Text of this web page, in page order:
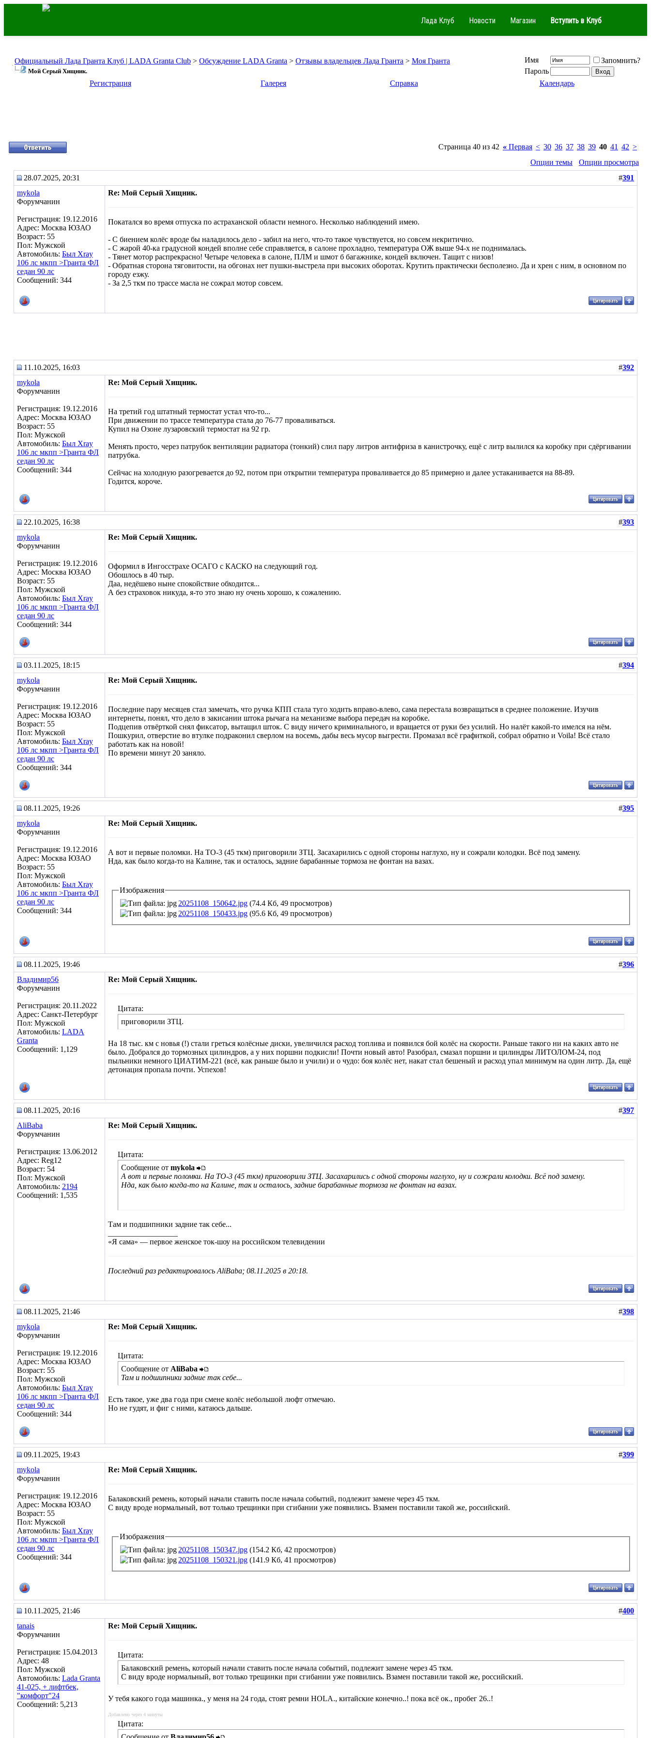
Лада Клуб Новости Магазин Вступить в Клуб
Официальный Лада Гранта Клуб | LADA Granta Club > Обсуждение LADA Granta > Отзывы владельцев Лада Гранта > Моя Гранта
Мой Серый Хищник.
Имя
Запомнить?
Пароль
Регистрация
Галерея Справка Календарь
Страница 40 из 42 « Первая < 30 36 37 38 39 40 41 42 >
Опции темы
Опции просмотра
28.07.2025, 20:31
#391
mykola
Форумчанин
Регистрация: 19.12.2016
Адрес: Москва ЮЗАО
Возраст: 55
Пол: Мужской
Автомобиль: Был Xray
106 лс мкпп >Гранта ФЛ
седан 90 лс
Сообщений: 344
Re: Мой Серый Хищник.
Покатался во время отпуска по астраханской области немного. Несколько наблюдений имею.
- С биением колёс вроде бы наладилось дело - забил на него, что-то такое чувствуется, но совсем некритично.
- С жарой 40-ка градусной кондей вполне себе справляется, в салоне прохладно, температура ОЖ выше 94-х не поднималась.
- Тянет мотор распрекрасно! Четыре человека в салоне, ПЛМ и шмот б багажнике, кондей включен. Тащит с низов!
- Обратная сторона тяговитости, на обгонах нет пушки-выстрела при высоких оборотах. Крутить практически бесполезно. Да и хрен с ним, в основном по
городу езжу.
- За 2,5 ткм по трассе масла не сожрал мотор совсем.
11.10.2025, 16:03 #392
mykola
Форумчанин
Регистрация: 19.12.2016
Адрес: Москва ЮЗАО
Возраст: 55
Пол: Мужской
Автомобиль: Был Xray
106 лс мкпп >Гранта ФЛ
седан 90 лс
Сообщений: 344
Re: Мой Серый Хищник.
На третий год штатный термостат устал что-то...
При движении по трассе температура стала до 76-77 проваливаться.
Купил на Озоне лузаровский термостат на 92 гр.
Менять просто, через патрубок вентиляции радиатора (тонкий) слил пару литров антифриза в канистрочку, ещё с литр вылился ка коробку при сдёргивании
патрубка.
Сейчас на холодную разогревается до 92, потом при открытии температура проваливается до 85 примерно и далее устаканивается на 88-89.
Годится, короче.
22.10.2025, 16:38 #393
mykola
Форумчанин
Регистрация: 19.12.2016
Адрес: Москва ЮЗАО
Возраст: 55
Пол: Мужской
Автомобиль: Был Xray
106 лс мкпп >Гранта ФЛ
седан 90 лс
Сообщений: 344
Re: Мой Серый Хищник.
Оформил в Ингосстрахе ОСАГО с КАСКО на следующий год.
Обошлось в 40 тыр.
Даа, недёшево ныне спокойствие обходится...
А без страховок никуда, я-то это знаю ну очень хорошо, к сожалению.
03.11.2025, 18:15 #394
mykola
Форумчанин
Регистрация: 19.12.2016
Адрес: Москва ЮЗАО
Возраст: 55
Пол: Мужской
Автомобиль: Был Xray
106 лс мкпп >Гранта ФЛ
седан 90 лс
Сообщений: 344
Re: Мой Серый Хищник.
Последние пару месяцев стал замечать, что ручка КПП стала туго ходить вправо-влево, сама перестала возвращаться в среднее положение. Изучив
интернеты, понял, что дело в закисании штока рычага на механизме выбора передач на коробке.
Подцепив отвёрткой снял фиксатор, вытащил шток. С виду ничего криминального, и вращается от руки без усилий. Но налёт какой-то имелся на нём.
Пошкурил, отверстие во втулке подраконил сверлом на восемь, дабы весь мусор выгрести. Промазал всё графиткой, собрал обратно и Voila! Всё стало
работать как на новой!
По времени минут 20 заняло.
08.11.2025, 19:26 #395
mykola
Форумчанин
Регистрация: 19.12.2016
Адрес: Москва ЮЗАО
Возраст: 55
Пол: Мужской
Автомобиль: Был Xray
106 лс мкпп >Гранта ФЛ
седан 90 лс
Сообщений: 344
Re: Мой Серый Хищник.
А вот и первые поломки. На ТО-3 (45 ткм) приговорили ЗТЦ. Засахарились с одной стороны наглухо, ну и сожрали колодки. Всё под замену.
Нда, как было когда-то на Калине, так и осталось, задние барабанные тормоза не фонтан на вазах.
Изображения
20251108_150642.jpg (74.4 Кб, 49 просмотров)
20251108_150433.jpg (95.6 Кб, 49 просмотров)
08.11.2025, 19:46 #396
Владимир56
Форумчанин
Регистрация: 20.11.2022
Адрес: Санкт-Петербург
Пол: Мужской
Автомобиль: LADA
Granta
Сообщений: 1,129
Re: Мой Серый Хищник.
Цитата:
приговорили ЗТЦ.
На 18 тыс. км с новья (!) стали греться колёсные диски, увеличился расход топлива и появился бой колёс на скорости. Раньше такого ни на каких авто не
было. Добрался до тормозных цилиндров, а у них поршни подкисли! Почти новый авто! Разобрал, смазал поршни и цилиндры ЛИТОЛОМ-24, под
пыльники немного ЦИАТИМ-221 (всё, как раньше было и учили) и о чудо: боя колёс нет, накат стал бешеный и расход упал минимум на один литр. Да, ещё
детонация пропала почти. Успехов!
08.11.2025, 20:16 #397
AliBaba
Форумчанин
Регистрация: 13.06.2012
Адрес: Reg12
Возраст: 54
Пол: Мужской
Автомобиль: 2194
Сообщений: 1,535
Re: Мой Серый Хищник.
Цитата:
Сообщение от mykola
А вот и первые поломки. На ТО-3 (45 ткм) приговорили ЗТЦ. Засахарились с одной стороны наглухо, ну и сожрали колодки. Всё под замену.
Нда, как было когда-то на Калине, так и осталось, задние барабанные тормоза не фонтан на вазах.
Там и подшипники задние так себе...
«Я сама» — первое женское ток-шоу на российском телевидении
Последний раз редактировалось AliBaba; 08.11.2025 в 20:18.
08.11.2025, 21:46 #398
mykola
Форумчанин
Регистрация: 19.12.2016
Адрес: Москва ЮЗАО
Возраст: 55
Пол: Мужской
Автомобиль: Был Xray
106 лс мкпп >Гранта ФЛ
седан 90 лс
Сообщений: 344
Re: Мой Серый Хищник.
Цитата:
Сообщение от AliBaba
Там и подшипники задние так себе...
Есть такое, уже два года при смене колёс небольшой люфт отмечаю.
Но не гудят, и фиг с ними, катаюсь дальше.
09.11.2025, 19:43 #399
mykola
Форумчанин
Регистрация: 19.12.2016
Адрес: Москва ЮЗАО
Возраст: 55
Пол: Мужской
Автомобиль: Был Xray
106 лс мкпп >Гранта ФЛ
седан 90 лс
Сообщений: 344
Re: Мой Серый Хищник.
Балаковский ремень, который начали ставить после начала событий, подлежит замене через 45 ткм.
С виду вроде нормальный, вот только трещинки при сгибании уже появились. Взамен поставили такой же, российский.
Изображения
20251108_150347.jpg (154.2 Кб, 42 просмотров)
20251108_150321.jpg (141.9 Кб, 41 просмотров)
10.11.2025, 21:46 #400
tanais
Форумчанин
Регистрация: 15.04.2013
Адрес: 48
Пол: Мужской
Автомобиль: Lada Granta
41-025, + лифтбек,
"комфорт"24
Сообщений: 5,213
Re: Мой Серый Хищник.
Цитата:
Балаковский ремень, который начали ставить после начала событий, подлежит замене через 45 ткм.
С виду вроде нормальный, вот только трещинки при сгибании уже появились. Взамен поставили такой же, российский.
У тебя какого года машинка., у меня на 24 года, стоят ремни HOLA., китайские конечно..! пока всё ок., пробег 26..!
Добавлено через 4 минуты
Цитата: